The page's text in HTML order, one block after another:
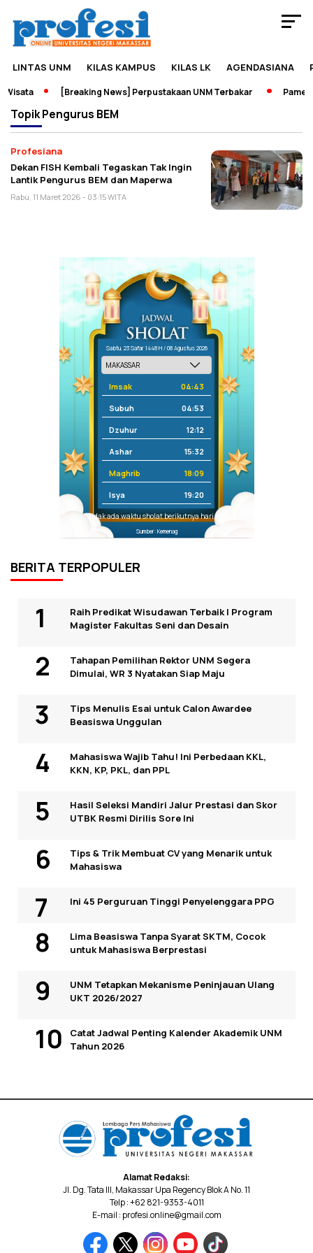
LINTAS UNM KILAS KAMPUS KILAS LK AGENDASIANA
[Breaking News] Perpustakaan UNM Terbakar
TopikPengurus BEM
Profesiana
Dekan FISH Kembali Tegaskan Tak Ingin
Lantik Pengurus BEM dan Maperwa
Rabu, 11 Maret 2026 - 03:15 WITA
Sabtu, 23 Safar 1448 H / 08 Agustus 2026
Imsak 04:43
Subuh 04:53
Dzuhur 12:12
Ashar 15:32
Maghrib 18:09
Isya 19:20
Tidak ada waktu sholat berikutnya hari ini.
Sumber: Kemenag
BERITA TERPOPULER
Raih Predikat Wisudawan Terbaik I Program
Magister Fakultas Seni dan Desain
Tahapan Pemilihan Rektor UNM Segera
Dimulai, WR 3 Nyatakan Siap Maju
Tips Menulis Esai untuk Calon Awardee
Beasiswa Unggulan
Mahasiswa Wajib Tahu! Ini Perbedaan KKL,
KKN, KP, PKL, dan PPL
Hasil Seleksi Mandiri Jalur Prestasi dan Skor
UTBK Resmi Dirilis Sore Ini
Tips & Trik Membuat CV yang Menarik untuk
Mahasiswa
Ini 45 Perguruan Tinggi Penyelenggara PPG
Lima Beasiswa Tanpa Syarat SKTM, Cocok
untuk Mahasiswa Berprestasi
UNM Tetapkan Mekanisme Peninjauan Ulang
UKT 2026/2027
Catat Jadwal Penting Kalender Akademik UNM
Tahun 2026
Alamat Redaksi:
Jl. Dg. Tata III, Makassar Upa Regency Blok A No. 11
Telp : +62 821-9353-4011
E-mail : profesi.online@gmail.com